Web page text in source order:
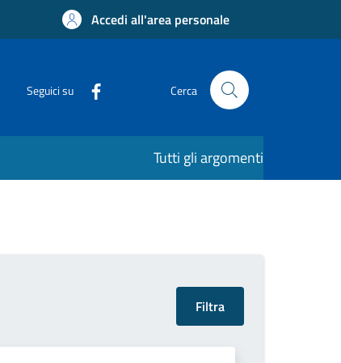
Accedi all'area personale
Seguici su Cerca
Tutti gli argomenti